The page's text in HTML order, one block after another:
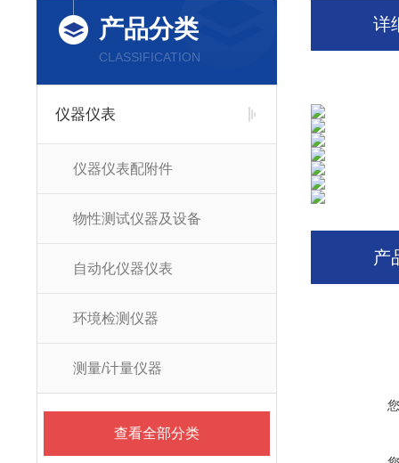
产品分类
CLASSIFICATION
仪器仪表
仪器仪表配附件
物性测试仪器及设备
自动化仪器仪表
环境检测仪器
测量/计量仪器
查看全部分类
详
产